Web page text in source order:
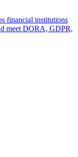
financial institutions
meet DORA, GDPR,